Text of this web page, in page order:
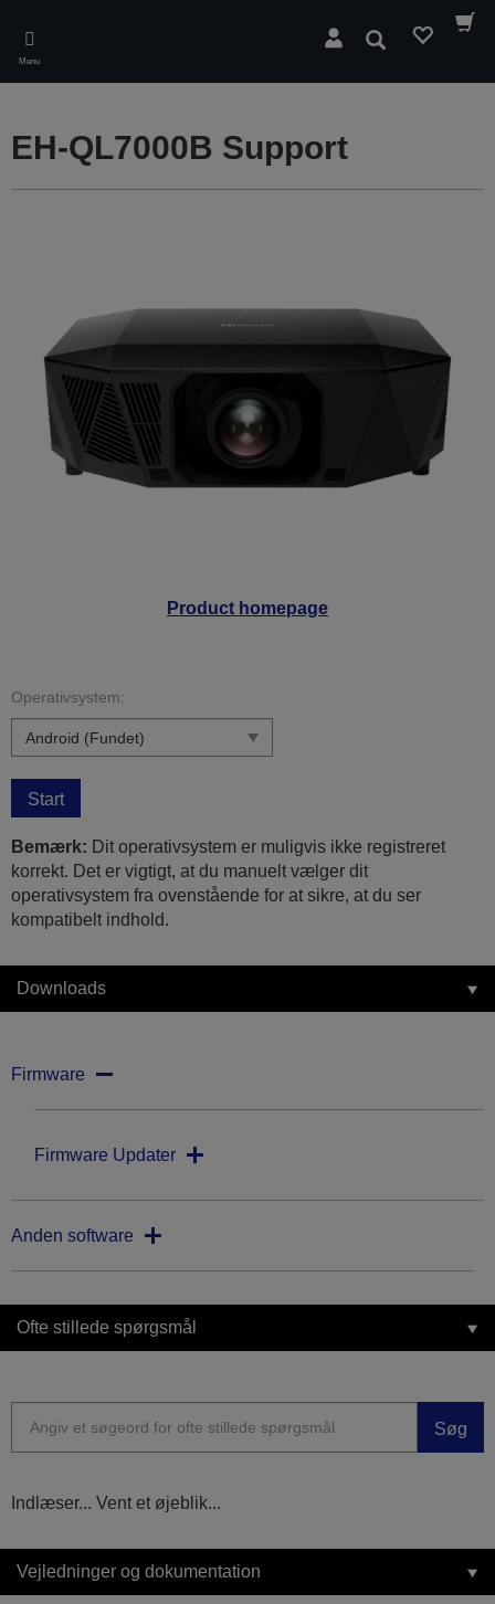
main
content
Menu
Søg
Product homepage
EH-QL7000B Support
Operativsystem:
Start
Bemærk: Dit operativsystem er muligvis ikke registreret
korrekt. Det er vigtigt, at du manuelt vælger dit
operativsystem fra ovenstående for at sikre, at du ser
kompatibelt indhold.
Downloads
Firmware
Firmware Updater
Anden software
Ofte stillede spørgsmål
Søg
Indlæser... Vent et øjeblik...
Vejledninger og dokumentation